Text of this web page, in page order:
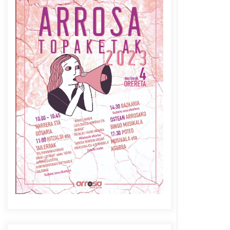
Azaroak 6 Iurretan Arrosa
sarearen IX. topaketak
2021/10/04
Berria egunkarian
elkarrizketa Arrosaren 20
urteez
2021/07/06
Arrosaren laburpen bideoa
Hamaika Telebistaren eskutik
2021/06/30